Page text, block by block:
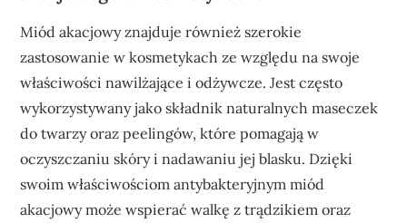
Miód akacjowy znajduje również szerokie
zastosowanie w kosmetykach ze względu na swoje
właściwości nawilżające i odżywcze. Jest często
wykorzystywany jako składnik naturalnych maseczek
do twarzy oraz peelingów, które pomagają w
oczyszczaniu skóry i nadawaniu jej blasku. Dzięki
swoim właściwościom antybakteryjnym miód
akacjowy może wspierać walkę z trądzikiem oraz